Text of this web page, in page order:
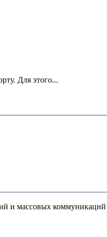
Для этого...
и массовых коммуникаций